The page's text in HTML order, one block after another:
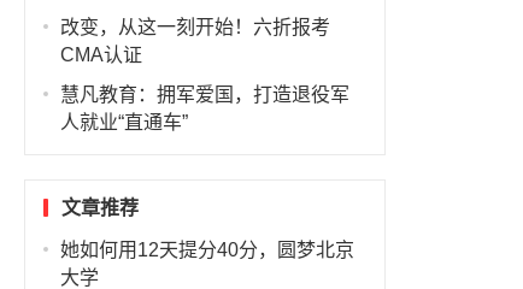
改变，从这一刻开始！六折报考
CMA认证
慧凡教育：拥军爱国，打造退役军
人就业“直通车”
文章推荐
她如何用12天提分40分，圆梦北京
大学